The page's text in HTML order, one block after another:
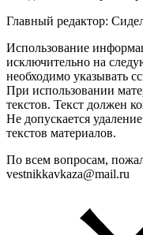
Главный редактор:
Использование
исключительно на
необходимо указывать
При использовании
текстов. Текст должен
Не допускается
текстов материалов.
По всем вопросам,
vestnikkavkaza@mail.ru